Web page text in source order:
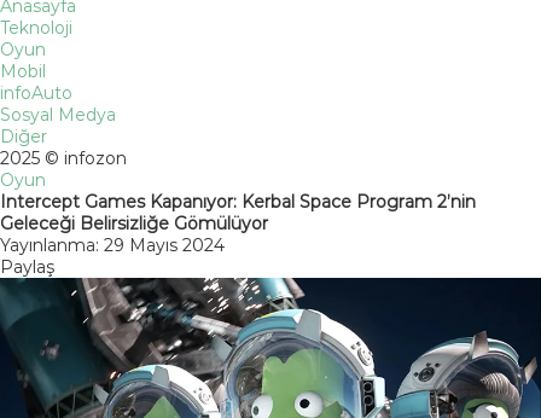
Anasayfa
Teknoloji
Oyun
Mobil
infoAuto
Sosyal Medya
Diğer
2025 © infozon
Oyun
Intercept Games Kapanıyor: Kerbal Space Program 2’nin
Geleceği Belirsizliğe Gömülüyor
Yayınlanma: 29 Mayıs 2024
Paylaş